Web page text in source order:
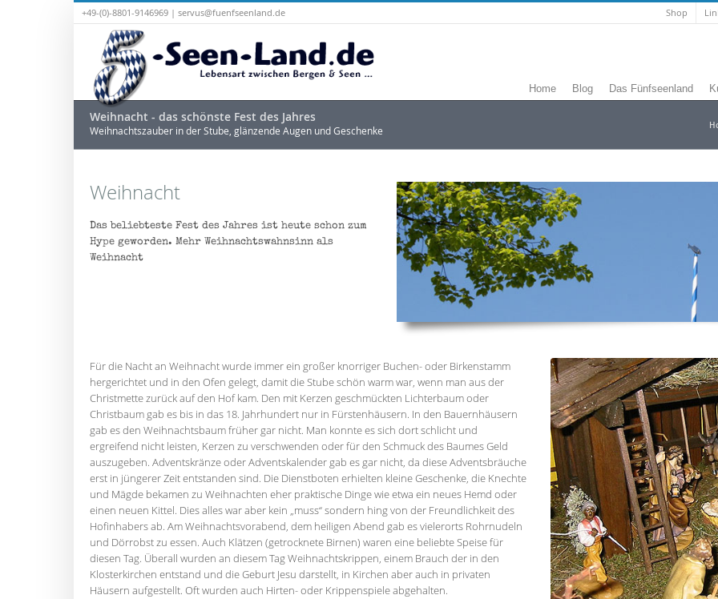
+49-(0)-8801-9146969 | servus@fuenfseenland.de Shop
Home Blog Das Fünfseenland
Weihnacht - das schönste Fest des Jahres
Weihnachtszauber in der Stube, glänzende Augen und Geschenke
Weihnacht
Das beliebteste Fest des Jahres ist heute schon zum
Hype geworden. Mehr Weihnachtswahnsinn als
Weihnacht
Für die Nacht an Weihnacht wurde immer ein großer knorriger Buchen- oder Birkenstamm
hergerichtet und in den Ofen gelegt, damit die Stube schön warm war, wenn man aus der
Christmette zurück auf den Hof kam. Den mit Kerzen geschmückten Lichterbaum oder
Christbaum gab es bis in das 18. Jahrhundert nur in Fürstenhäusern. In den Bauernhäusern
gab es den Weihnachtsbaum früher gar nicht. Man konnte es sich dort schlicht und
ergreifend nicht leisten, Kerzen zu verschwenden oder für den Schmuck des Baumes Geld
auszugeben. Adventskränze oder Adventskalender gab es gar nicht, da diese Adventsbräuche
erst in jüngerer Zeit entstanden sind. Die Dienstboten erhielten kleine Geschenke, die Knechte
und Mägde bekamen zu Weihnachten eher praktische Dinge wie etwa ein neues Hemd oder
einen neuen Kittel. Dies alles war aber kein „muss“ sondern hing von der Freundlichkeit des
Hofinhabers ab. Am Weihnachtsvorabend, dem heiligen Abend gab es vielerorts Rohrnudeln
und Dörrobst zu essen. Auch Klätzen (getrocknete Birnen) waren eine beliebte Speise für
diesen Tag. Überall wurden an diesem Tag Weihnachtskrippen, einem Brauch der in den
Klosterkirchen entstand und die Geburt Jesu darstellt, in Kirchen aber auch in privaten
Häusern aufgestellt. Oft wurden auch Hirten- oder Krippenspiele abgehalten.